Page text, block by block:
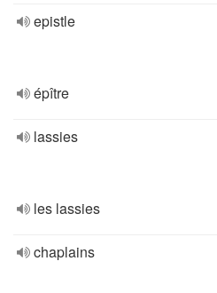
epistle
épître
lassies
les lassies
chaplains